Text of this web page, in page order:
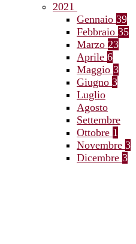
2021
Gennaio 39
Febbraio 35
Marzo 23
Aprile 6
Maggio 3
Giugno 3
Luglio
Agosto
Settembre
Ottobre 1
Novembre 3
Dicembre 3